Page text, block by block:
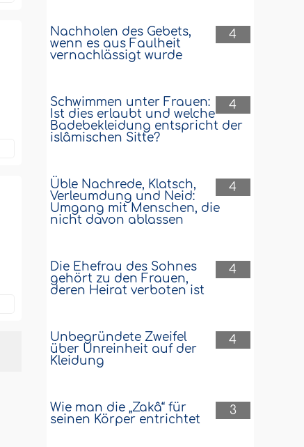
4
Nachholen des Gebets,
wenn es aus Faulheit
vernachlässigt wurde
4
Schwimmen unter Frauen:
Ist dies erlaubt und welche
Badebekleidung entspricht der
islâmischen Sitte?
4
Üble Nachrede, Klatsch,
Verleumdung und Neid:
Umgang mit Menschen, die
nicht davon ablassen
4
Die Ehefrau des Sohnes
gehört zu den Frauen,
deren Heirat verboten ist
4
Unbegründete Zweifel
über Unreinheit auf der
Kleidung
3
Wie man die „Zakâ“ für
seinen Körper entrichtet